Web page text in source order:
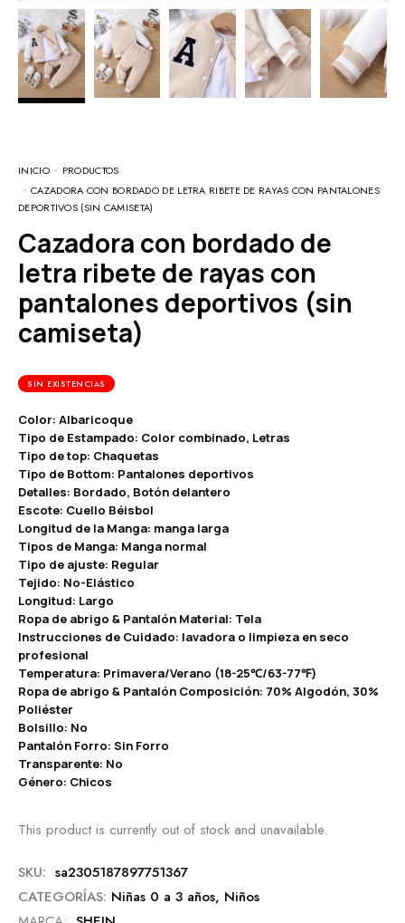
INICIO
PRODUCTOS
CAZADORA CON BORDADO DE LETRA RIBETE DE RAYAS CON PANTALONES
DEPORTIVOS (SIN CAMISETA)
Cazadora con bordado de
letra ribete de rayas con
pantalones deportivos (sin
camiseta)
SIN EXISTENCIAS
Color: Albaricoque
Tipo de Estampado: Color combinado, Letras
Tipo de top: Chaquetas
Tipo de Bottom: Pantalones deportivos
Detalles: Bordado, Botón delantero
Escote: Cuello Béisbol
Longitud de la Manga: manga larga
Tipos de Manga: Manga normal
Tipo de ajuste: Regular
Tejido: No-Elástico
Longitud: Largo
Ropa de abrigo & Pantalón Material: Tela
Instrucciones de Cuidado: lavadora o limpieza en seco
profesional
Temperatura: Primavera/Verano (18-25℃/63-77℉)
Ropa de abrigo & Pantalón Composición: 70% Algodón, 30%
Poliéster
Bolsillo: No
Pantalón Forro: Sin Forro
Transparente: No
Género: Chicos
This product is currently out of stock and unavailable.
SKU: sa2305187897751367
CATEGORÍAS: Niñas 0 a 3 años, Niños